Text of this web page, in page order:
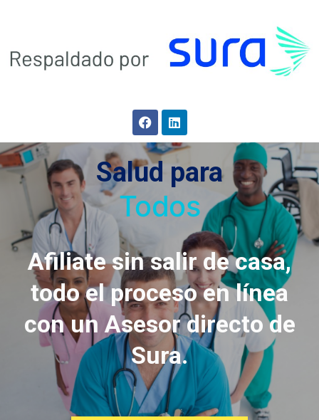
Salud para
Todos
Afiliate sin salir de casa,
todo el proceso en línea
con un Asesor directo de
Sura.